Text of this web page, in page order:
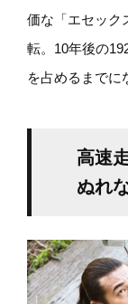
価な「エセック
転。10年後の
を占めるまでに
高速
ぬれ